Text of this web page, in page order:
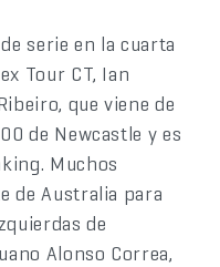
serie en la cuarta
Tour CT, Ian
que viene de
de Newcastle y es
Muchos
de Australia para
de
Alonso Correa,